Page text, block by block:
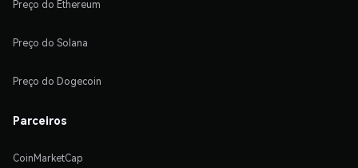
Preço do Ethereum
Preço do Solana
Preço do Dogecoin
Parceiros
CoinMarketCap